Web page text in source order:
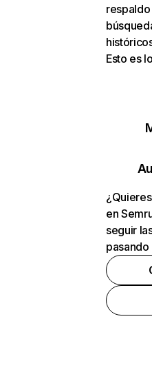
Esto es
en
seguir
pasando